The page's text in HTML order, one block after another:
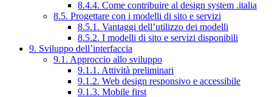
8.4.4. Come contribuire al design system .italia
8.5. Progettare con i modelli di sito e servizi
8.5.1. Vantaggi dell’utilizzo dei modelli
8.5.2. I modelli di sito e servizi disponibili
9. Sviluppo dell’interfaccia
9.1. Approccio allo sviluppo
9.1.1. Attività preliminari
9.1.2. Web design responsivo e accessibile
9.1.3. Mobile first